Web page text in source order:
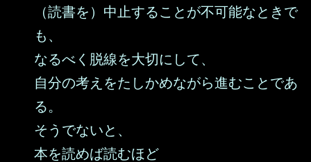
（読書を）中止することが不可能なときで
も、
なるべく脱線を大切にして、
自分の考えをたしかめながら進むことであ
る。
そうでないと、
本を読めば読むほど